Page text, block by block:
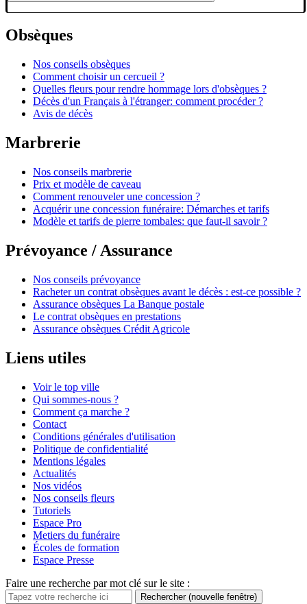
Obsèques
Nos conseils obsèques
Comment choisir un cercueil ?
Quelles fleurs pour rendre hommage lors d'obsèques ?
Décès d'un Français à l'étranger: comment procéder ?
Avis de décès
Marbrerie
Nos conseils marbrerie
Prix et modèle de caveau
Comment renouveler une concession ?
Acquérir une concession funéraire: Démarches et tarifs
Modèle et tarifs de pierre tombales: que faut-il savoir ?
Prévoyance / Assurance
Nos conseils prévoyance
Racheter un contrat obsèques avant le décès : est-ce possible ?
Assurance obsèques La Banque postale
Le contrat obsèques en prestations
Assurance obsèques Crédit Agricole
Liens utiles
Voir le top ville
Qui sommes-nous ?
Comment ça marche ?
Contact
Conditions générales d'utilisation
Politique de confidentialité
Mentions légales
Actualités
Nos vidéos
Nos conseils fleurs
Tutoriels
Espace Pro
Metiers du funéraire
Écoles de formation
Espace Presse
Faire une recherche par mot clé sur le site :
Rechercher (nouvelle fenêtre)